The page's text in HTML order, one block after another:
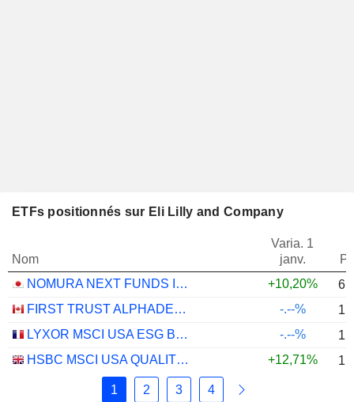
ETFs positionnés sur Eli Lilly and Company
Nom
Varia. 1
janv.
NOMURA NEXT FUNDS INTERNATIONAL EQUITY MSCI-KOKUSAI (YEN-HEDGED) ETF - JPY
+10,20%
FIRST TRUST ALPHADEX U.S. HEALTH CARE SECTOR INDEX ETF - CAD HEDGED
-.--%
LYXOR MSCI USA ESG BROAD CTB (DR) UCITS ETF - DIST - EUR
-.--%
HSBC MSCI USA QUALITY UCITS ETF - USD
+12,71%
1 2 3 4